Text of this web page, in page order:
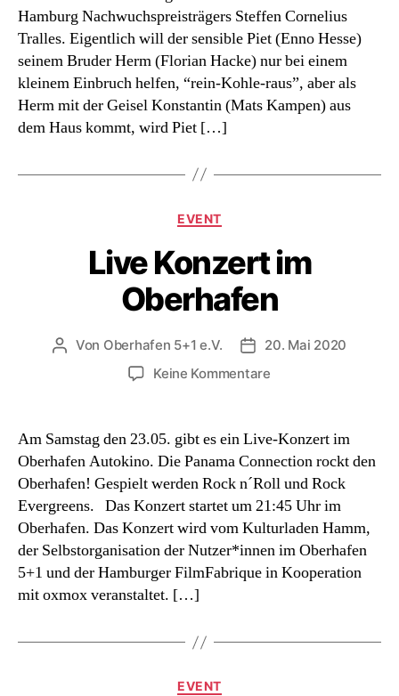
Autokino
Hamburg Nachwuchspreisträgers Steffen Cornelius
Tralles. Eigentlich will der sensible Piet (Enno Hesse)
seinem Bruder Herm (Florian Hacke) nur bei einem
kleinem Einbruch helfen, “rein-Kohle-raus”, aber als
Herm mit der Geisel Konstantin (Mats Kampen) aus
dem Haus kommt, wird Piet […]
Kategorien
EVENT
Live Konzert im
Oberhafen
Beitragsautor
Von Oberhafen 5+1 e.V. Beitragsdatum
20. Mai 2020
Keine Kommentarezu
im
Am Samstag den 23.05. gibt es ein Live-Konzert im
Oberhafen Autokino. Die Panama Connection rockt den
Oberhafen! Gespielt werden Rock n´Roll und Rock
Evergreens. Das Konzert startet um 21:45 Uhr im
Oberhafen. Das Konzert wird vom Kulturladen Hamm,
der Selbstorganisation der Nutzer*innen im Oberhafen
5+1 und der Hamburger FilmFabrique in Kooperation
mit oxmox veranstaltet. […]
Kategorien
EVENT